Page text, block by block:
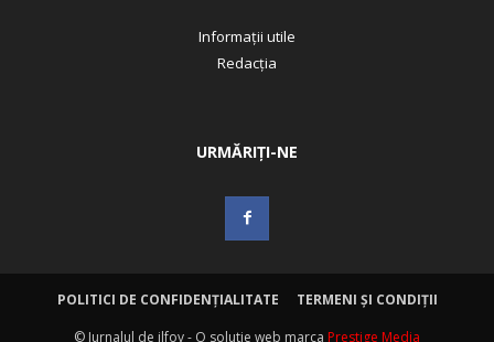
Informații utile
Redacția
URMĂRIȚI-NE
POLITICI DE CONFIDENȚIALITATE
TERMENI ȘI CONDIȚII
© Jurnalul de ilfov - O solutie web marca Prestige Media